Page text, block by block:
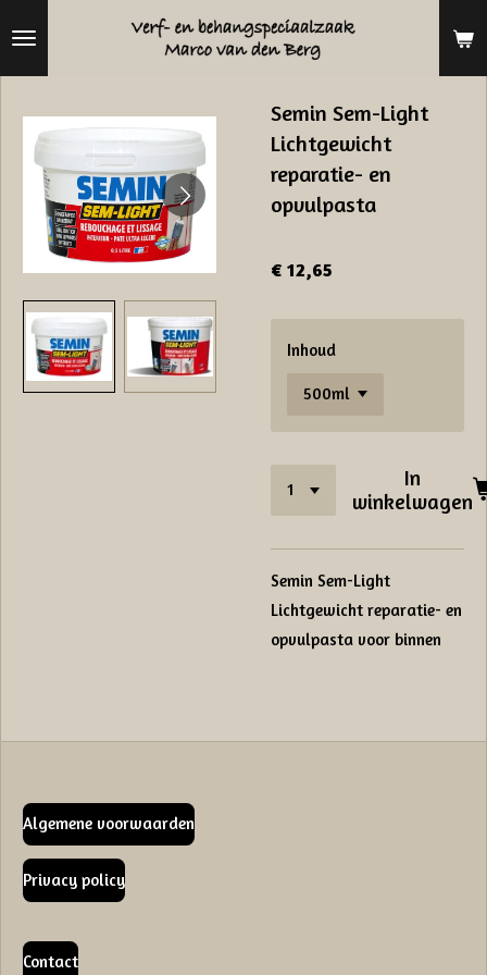
de
hoofdinhoud
Semin Sem-Light
Lichtgewicht
reparatie- en
opvulpasta
€ 12,65
Inhoud
In
winkelwagen
Semin Sem-Light
Lichtgewicht reparatie- en
opvulpasta voor binnen
Algemene voorwaarden
Privacy policy
Contact